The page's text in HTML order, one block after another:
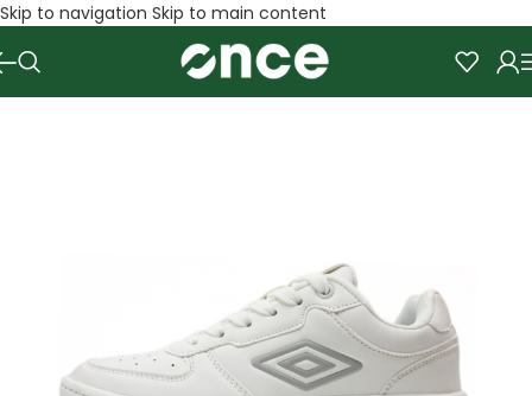
Skip to navigation Skip to main content